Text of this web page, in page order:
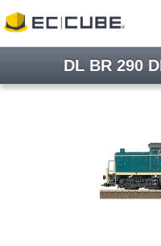
DL BR 290